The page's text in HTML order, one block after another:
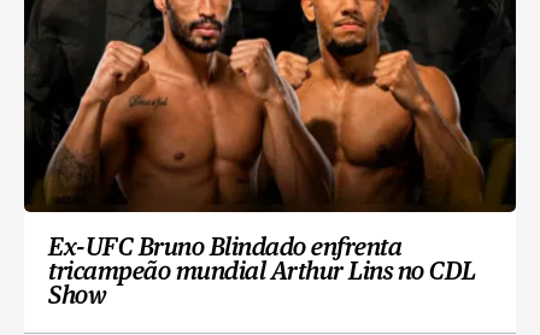
Ex-UFC Bruno Blindado enfrenta
tricampeão mundial Arthur Lins no CDL
Show